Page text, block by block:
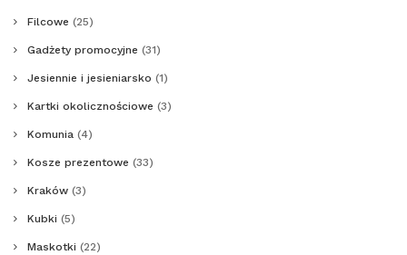
Filcowe (25)
Gadżety promocyjne (31)
Jesiennie i jesieniarsko (1)
Kartki okolicznościowe (3)
Komunia (4)
Kosze prezentowe (33)
Kraków (3)
Kubki (5)
Maskotki (22)